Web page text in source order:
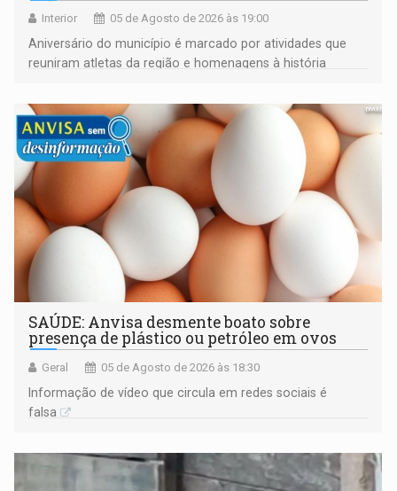
Interior 05 de Agosto de 2026 às 19:00
Aniversário do município é marcado por atividades que
reuniram atletas da região e homenagens à história
SAÚDE: Anvisa desmente boato sobre
presença de plástico ou petróleo em ovos
Geral 05 de Agosto de 2026 às 18:30
Informação de vídeo que circula em redes sociais é
falsa